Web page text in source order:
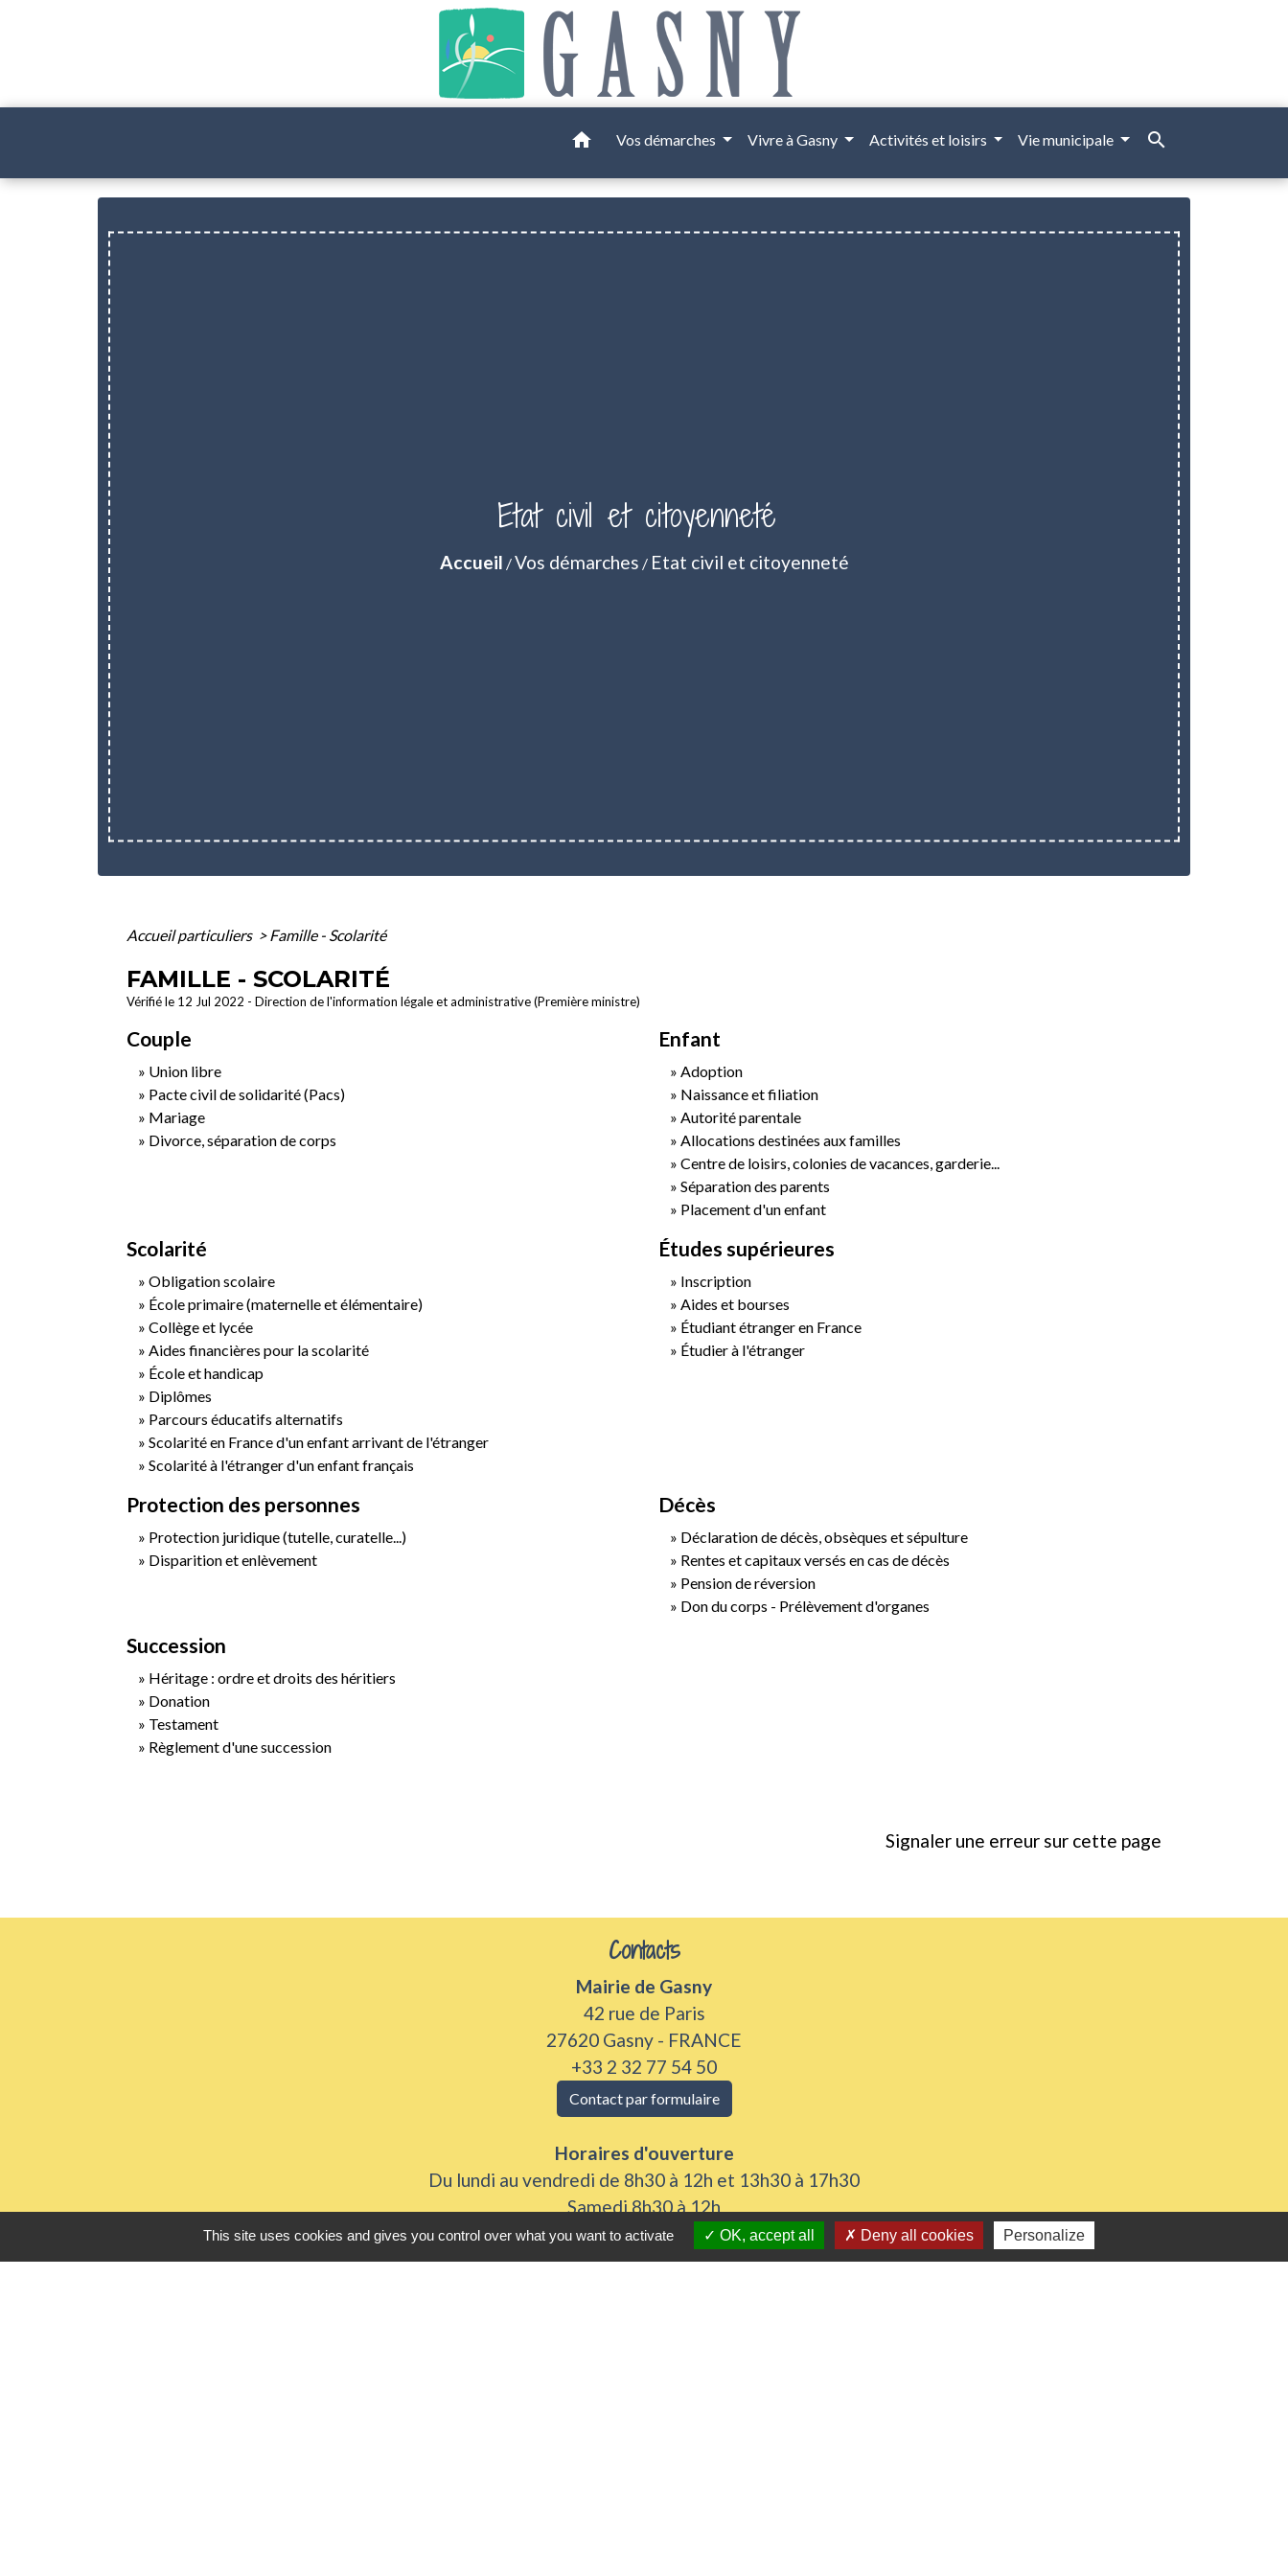
home Vos démarches Vivre à Gasny Activités et loisirs Vie municipale search
Etat civil et citoyenneté
Accueil /Vos démarches / Etat civil et citoyenneté
Accueil particuliers > Famille - Scolarité
FAMILLE - SCOLARITÉ
Vérifié le 12 Jul 2022 - Direction de l'information légale et administrative (Première ministre)
Couple
Union libre
Pacte civil de solidarité (Pacs)
Mariage
Divorce, séparation de corps
Enfant
Adoption
Naissance et filiation
Autorité parentale
Allocations destinées aux familles
Centre de loisirs, colonies de vacances, garderie...
Séparation des parents
Placement d'un enfant
Scolarité
Obligation scolaire
École primaire (maternelle et élémentaire)
Collège et lycée
Aides financières pour la scolarité
École et handicap
Diplômes
Parcours éducatifs alternatifs
Scolarité en France d'un enfant arrivant de l'étranger
Scolarité à l'étranger d'un enfant français
Études supérieures
Inscription
Aides et bourses
Étudiant étranger en France
Étudier à l'étranger
Protection des personnes
Protection juridique (tutelle, curatelle...)
Disparition et enlèvement
Décès
Déclaration de décès, obsèques et sépulture
Rentes et capitaux versés en cas de décès
Pension de réversion
Don du corps - Prélèvement d'organes
Succession
Héritage : ordre et droits des héritiers
Donation
Testament
Règlement d'une succession
Signaler une erreur sur cette page
Contacts
Mairie de Gasny
42 rue de Paris
27620 Gasny - FRANCE
+33 2 32 77 54 50
Contact par formulaire
Horaires d'ouverture
Du lundi au vendredi de 8h30 à 12h et 13h30 à 17h30
Samedi 8h30 à 12h
This site uses cookies and gives you control over what you want to activate OK, accept all Deny all cookies Personalize